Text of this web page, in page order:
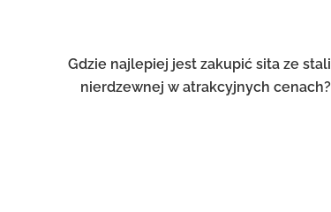
Gdzie najlepiej jest zakupić sita ze stali
nierdzewnej w atrakcyjnych cenach?